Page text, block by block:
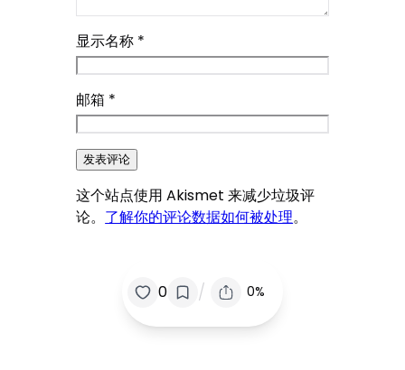
显示名称 *
邮箱 *
这个站点使用 Akismet 来减少垃圾评
论。 了解你的评论数据如何被处理。
0 / 0%